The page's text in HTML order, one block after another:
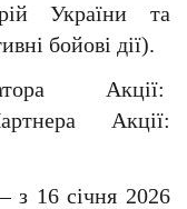
України та
бойові дії).
з 16 січня 2026